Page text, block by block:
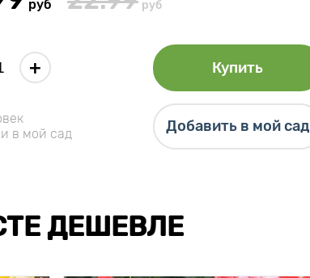
руб руб
+ Купить
в мой сад
Добавить в мой сад
ДЕШЕВЛЕ